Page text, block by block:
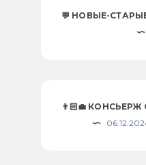
💬 НОВЫЕ-
👨🏻‍💼 КОНСЬЕРЖ